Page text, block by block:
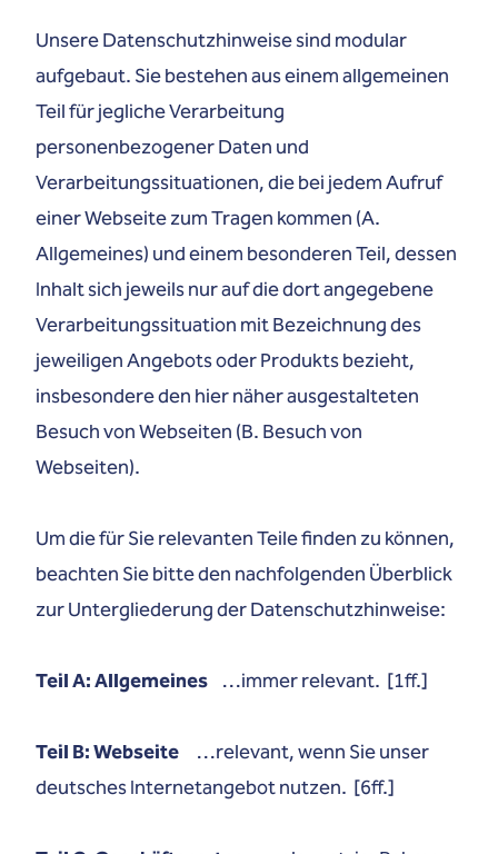
Unsere Datenschutzhinweise sind modular
aufgebaut. Sie bestehen aus einem allgemeinen
Teil für jegliche Verarbeitung
personenbezogener Daten und
Verarbeitungssituationen, die bei jedem Aufruf
einer Webseite zum Tragen kommen (A.
Allgemeines) und einem besonderen Teil, dessen
Inhalt sich jeweils nur auf die dort angegebene
Verarbeitungssituation mit Bezeichnung des
jeweiligen Angebots oder Produkts bezieht,
insbesondere den hier näher ausgestalteten
Besuch von Webseiten (B. Besuch von
Webseiten).
Um die für Sie relevanten Teile finden zu können,
beachten Sie bitte den nachfolgenden Überblick
zur Untergliederung der Datenschutzhinweise:
Teil A: Allgemeines …immer relevant. [1ff.]
Teil B: Webseite …relevant, wenn Sie unser
deutsches Internetangebot nutzen. [6ff.]